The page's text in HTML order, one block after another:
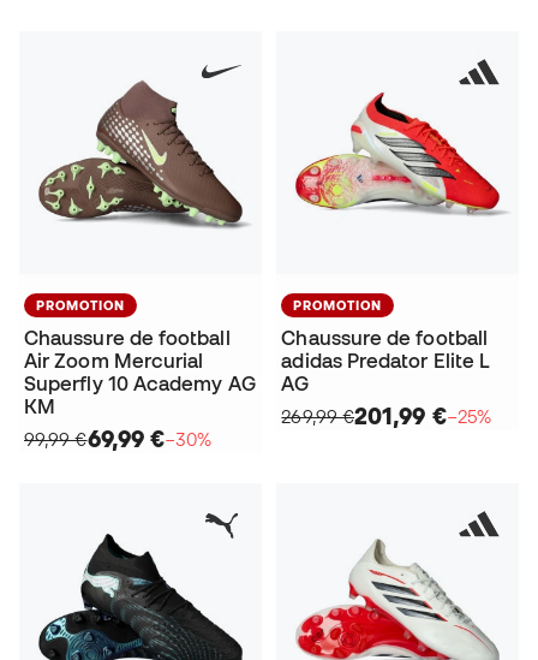
PROMOTION
Chaussure de football
Air Zoom Mercurial
Superfly 10 Academy AG
KM
99,99 €69,99 €−30%
PROMOTION
Chaussure de football
adidas Predator Elite L
AG
269,99 €201,99 €−25%